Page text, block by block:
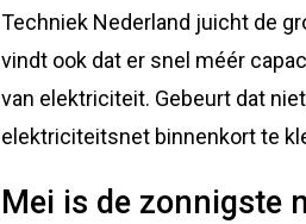
Techniek Nederland juicht de
vindt ook dat er snel méér
van elektriciteit. Gebeurt dat
elektriciteitsnet binnenkort te
Mei is de zonnigste